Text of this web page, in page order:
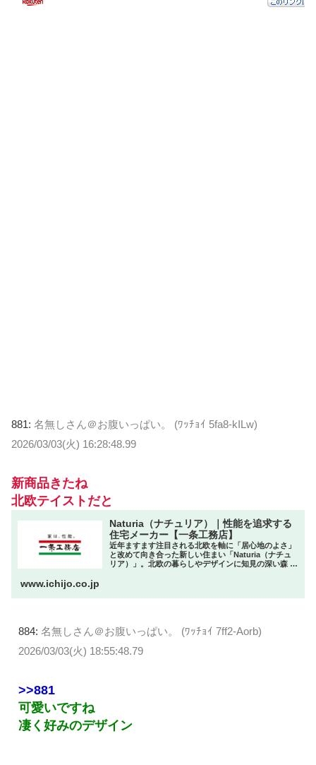
881: 名無しさん＠お腹いっぱい。 (ﾜｯﾁｮｲ 5fa8-kILw)
2026/03/03(火) 16:28:48.99
新商品きたね
北欧テイストだと
Naturia（ナチュリア）｜性能を追求する
住宅メーカー【一条工務店】
近年ますます注目される北欧を軸に「居心地のよさ」
と改めて向き合った新しい住まい「Naturia（ナチュ
リア）」。北欧の暮らしやデザインに知見の深い森 百
提案します。省エネ10冠...
www.ichijo.co.jp
884: 名無しさん＠お腹いっぱい。 (ﾜｯﾁｮｲ 7ff2-Aorb)
2026/03/03(火) 18:55:48.79
>>881
可愛いですね
凄く好みのデザイン